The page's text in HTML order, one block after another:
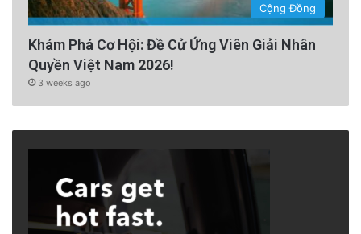
Screenshot
Tin Từ SBTNRead More
Cộng Đồng
Khám Phá Cơ Hội: Đề Cử Ứng Viên Giải Nhân
Quyền Việt Nam 2026!
3 weeks ago